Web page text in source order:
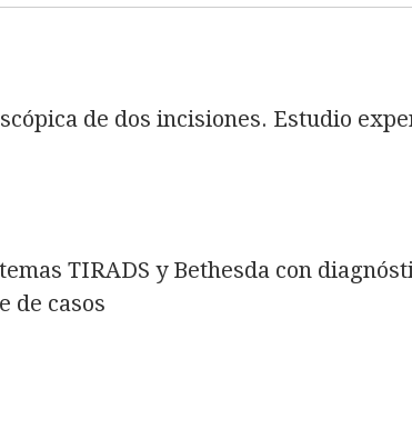
de dos incisiones. Estudio
TIRADS y Bethesda con
de casos